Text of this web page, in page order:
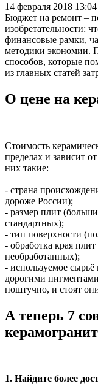
14 февраля 2018 13:04
Бюджет на ремонт –
изобретательности:
финансовые рамки,
методики экономии.
способов, которые
из главных статей
О цене на
Стоимость
пределах и зависит
них такие:
- страна
дороже России);
- размер плит
стандартных);
- тип поверхности
- обработка края
необработанных);
- используемое
дорогими
поштучно, и стоят
А теперь 7
1. Найдите более